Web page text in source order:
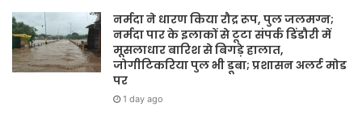
नर्मदा ने धारण किया रौद्र रूप, पुल जलमग्न;
नर्मदा पार के इलाकों से टूटा संपर्क डिंडौरी में
मूसलाधार बारिश से बिगड़े हालात,
जोगीटिकरिया पुल भी डूबा; प्रशासन अलर्ट मोड
पर
1 day ago